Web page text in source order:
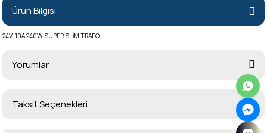
Ürün Bilgisi
24V-10A 240W SUPER SLİM TRAFO
Yorumlar
Bu ürüne ilk yorumu siz yapın!
Taksit Seçenekleri